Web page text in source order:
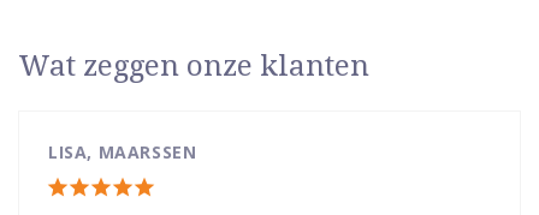
Wat zeggen onze klanten
LISA, MAARSSEN
Totale